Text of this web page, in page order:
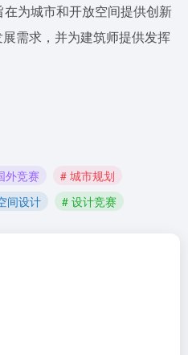
为城市和开放空间提供创新
需求，并为建筑师提供发挥
外竞赛
# 城市规划
间设计 # 设计竞赛